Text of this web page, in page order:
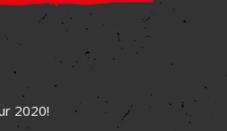
2020!